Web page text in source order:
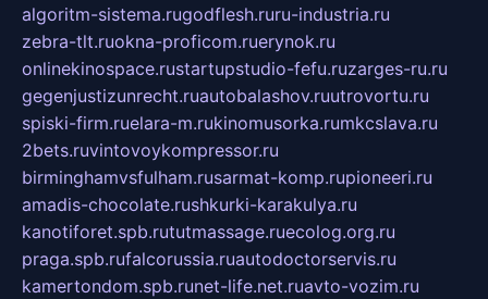
algoritm-sistema.rugodflesh.ruru-industria.ru
zebra-tlt.ruokna-proficom.ruerynok.ru
onlinekinospace.rustartupstudio-fefu.ruzarges-ru.ru
gegenjustizunrecht.ruautobalashov.ruutrovortu.ru
spiski-firm.ruelara-m.rukinomusorka.rumkcslava.ru
2bets.ruvintovoykompressor.ru
birminghamvsfulham.rusarmat-komp.rupioneeri.ru
amadis-chocolate.rushkurki-karakulya.ru
kanotiforet.spb.rututmassage.ruecolog.org.ru
praga.spb.rufalcorussia.ruautodoctorservis.ru
kamertondom.spb.runet-life.net.ruavto-vozim.ru